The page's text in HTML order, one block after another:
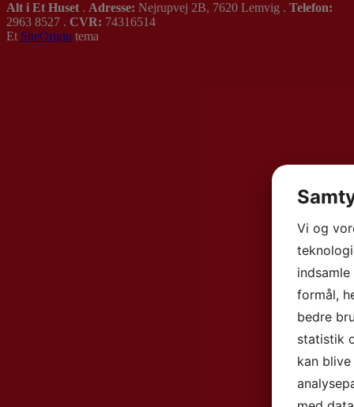
Alt i Et Huset . Adresse: Nejrupvej 2B, 7620 Lemvig . Telefon:
2963 8527 . CVR: 74316514
Et SiteOrigin tema
Vi og
formål,
bedre
statistik
kan